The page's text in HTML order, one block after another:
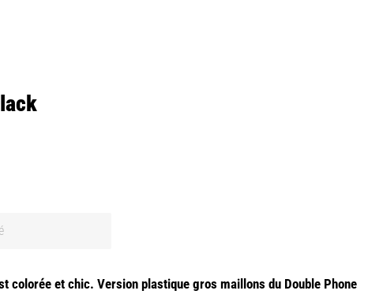
colorée et chic. Version plastique gros maillons du Double Phone